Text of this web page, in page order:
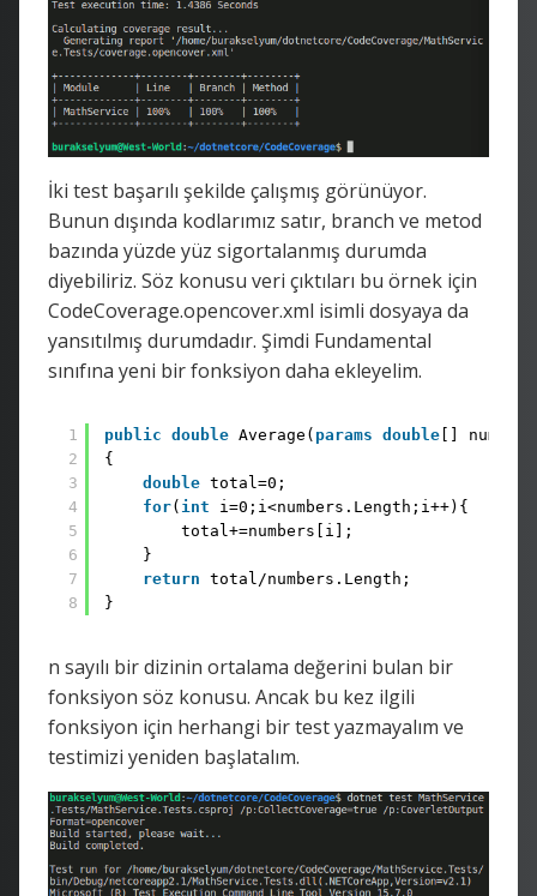
İki test başarılı şekilde çalışmış görünüyor.
Bunun dışında kodlarımız satır, branch ve metod
bazında yüzde yüz sigortalanmış durumda
diyebiliriz. Söz konusu veri çıktıları bu örnek için
CodeCoverage.opencover.xml isimli dosyaya da
yansıtılmış durumdadır. Şimdi Fundamental
sınıfına yeni bir fonksiyon daha ekleyelim.
1
2
3
4
5
6
7
8
public double Average( params double []
{
double total=0;
for( int
i=0;i<numbers.Length;i++){
total+=numbers[i];
}
return total/numbers.Length;
}
n sayılı bir dizinin ortalama değerini bulan bir
fonksiyon söz konusu. Ancak bu kez ilgili
fonksiyon için herhangi bir test yazmayalım ve
testimizi yeniden başlatalım.